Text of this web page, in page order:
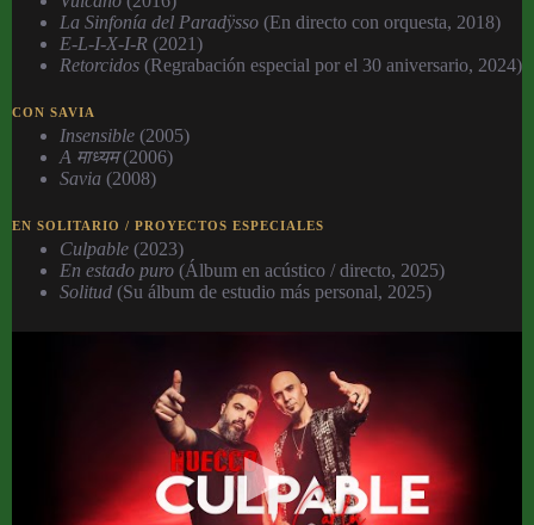
La Sinfonía del Paradÿsso (En directo con orquesta, 2018)
E-L-I-X-I-R (2021)
Retorcidos (Regrabación especial por el 30 aniversario, 2024)
CON SAVIA
Insensible (2005)
A माध्यम(2006)
Savia (2008)
EN SOLITARIO / PROYECTOS ESPECIALES
Culpable (2023)
En estado puro (Álbum en acústico / directo, 2025)
Solitud (Su álbum de estudio más personal, 2025)